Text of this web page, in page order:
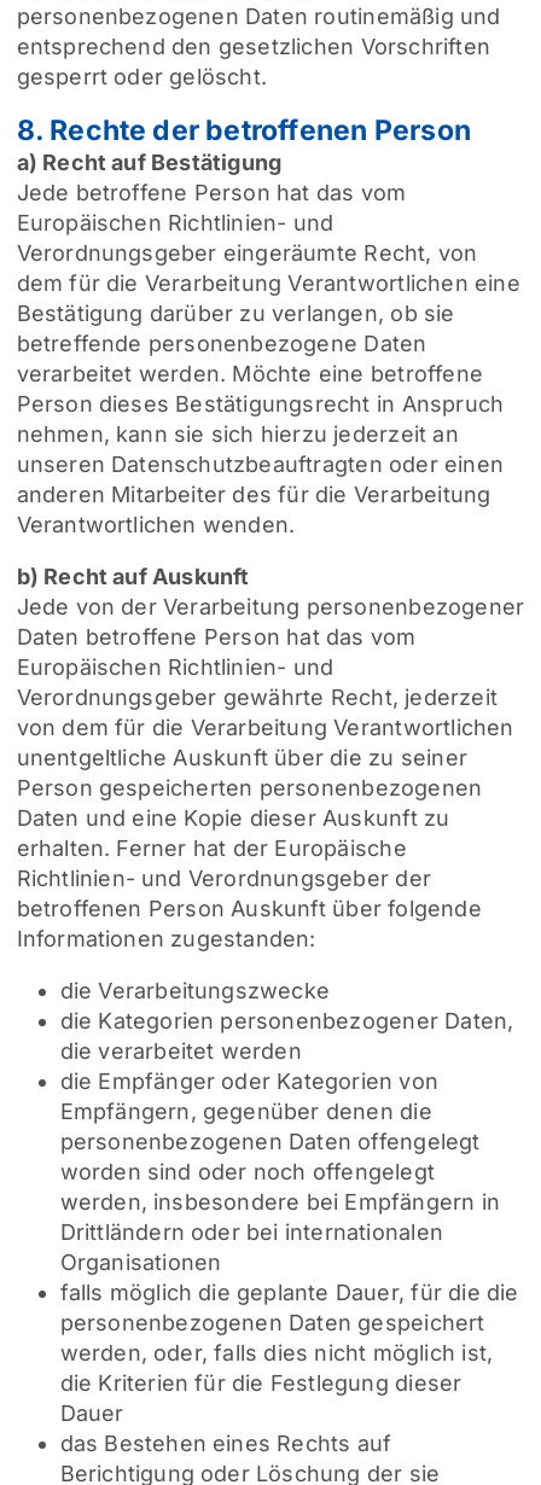
personenbezogenen Daten routinemäßig und
entsprechend den gesetzlichen Vorschriften
gesperrt oder gelöscht.
8. Rechte der betroffenen Person
a) Recht auf Bestätigung
Jede betroffene Person hat das vom
Europäischen Richtlinien- und
Verordnungsgeber eingeräumte Recht, von
dem für die Verarbeitung Verantwortlichen eine
Bestätigung darüber zu verlangen, ob sie
betreffende personenbezogene Daten
verarbeitet werden. Möchte eine betroffene
Person dieses Bestätigungsrecht in Anspruch
nehmen, kann sie sich hierzu jederzeit an
unseren Datenschutzbeauftragten oder einen
anderen Mitarbeiter des für die Verarbeitung
Verantwortlichen wenden.
b) Recht auf Auskunft
Jede von der Verarbeitung personenbezogener
Daten betroffene Person hat das vom
Europäischen Richtlinien- und
Verordnungsgeber gewährte Recht, jederzeit
von dem für die Verarbeitung Verantwortlichen
unentgeltliche Auskunft über die zu seiner
Person gespeicherten personenbezogenen
Daten und eine Kopie dieser Auskunft zu
erhalten. Ferner hat der Europäische
Richtlinien- und Verordnungsgeber der
betroffenen Person Auskunft über folgende
Informationen zugestanden:
die Verarbeitungszwecke
die Kategorien personenbezogener Daten,
die verarbeitet werden
die Empfänger oder Kategorien von
Empfängern, gegenüber denen die
personenbezogenen Daten offengelegt
worden sind oder noch offengelegt
werden, insbesondere bei Empfängern in
Drittländern oder bei internationalen
Organisationen
falls möglich die geplante Dauer, für die die
personenbezogenen Daten gespeichert
werden, oder, falls dies nicht möglich ist,
die Kriterien für die Festlegung dieser
Dauer
das Bestehen eines Rechts auf
Berichtigung oder Löschung der sie